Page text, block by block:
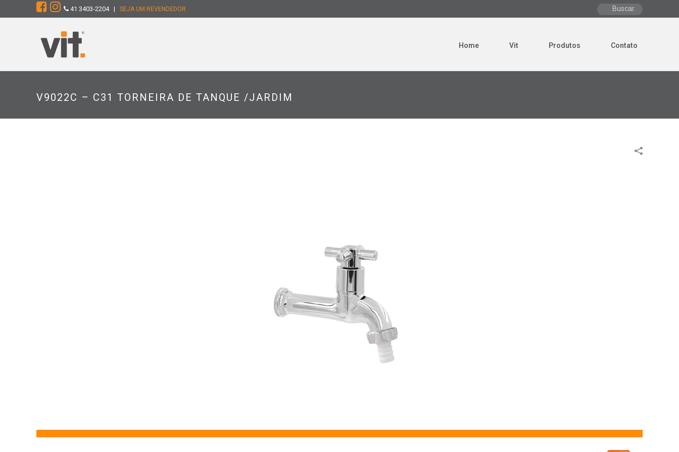
41 3403-2204 | SEJA UM REVENDEDOR
Home Vit Produtos Contato
V9022C – C31 TORNEIRA DE TANQUE /JARDIM